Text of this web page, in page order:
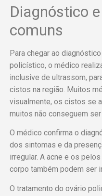
Diagnóstico
comuns
Para chegar ao
policístico, o médico
inclusive de ultrassom,
cistos na região. Muitos
visualmente, os cistos se
muitos não conseguem
O médico confirma o
dos sintomas e da
irregular. A acne e os
corpo também podem ser
O tratamento do ovário